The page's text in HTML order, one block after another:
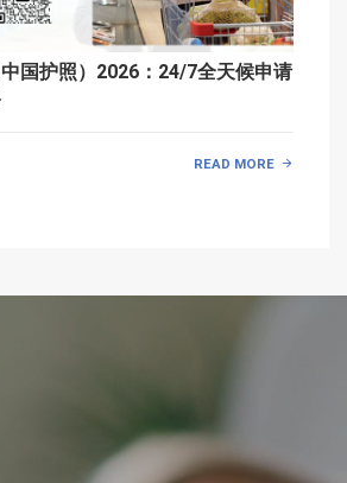
国护照）2026：24/7全天候申请
READ MORE